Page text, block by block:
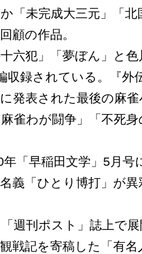
「未完成大三元」「北
顧の作品。
六犯」「夢ぼん」と
収録されている。『外
発表された最後の麻雀
麻雀わが闘争」「不死
「早稲田文学」5月号
義「ひとり博打」が
週刊ポスト」誌上で
戦記を寄稿した「有